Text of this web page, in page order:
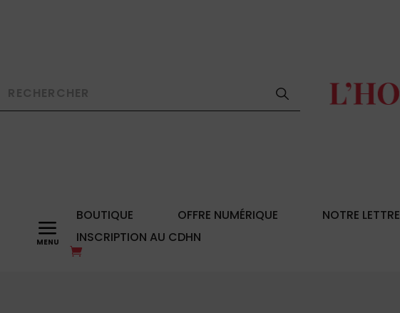
a BOUTIQUE OFFRE NUMÉRIQUE NOTRE LETTRE
INSCRIPTION AU CDHN